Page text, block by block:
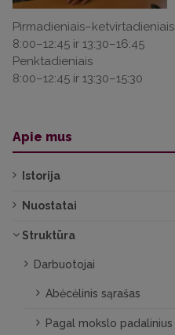
Pirmadieniais–ketvirtadieniais
8:00–12:45 ir 13:30–16:45
Penktadieniais
8:00–12:45 ir 13:30–15:30
Apie mus
Istorija
Nuostatai
Struktūra
Darbuotojai
Abėcėlinis sąrašas
Pagal mokslo padalinius